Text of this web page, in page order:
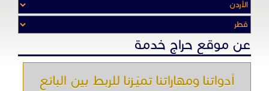
عن موقع حراج خدمة
أدواتنا ومهاراتنا تميّـزنا للربط بين البائع